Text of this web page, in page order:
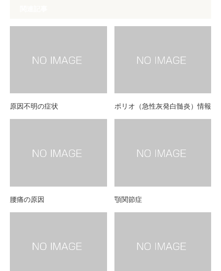
原因不明の症状 ポリオ（急性灰発白髄炎）情報
腰痛の原因 顎関節症